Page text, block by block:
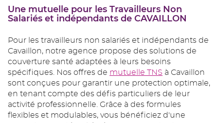
Une mutuelle pour les Travailleurs Non
Salariés et indépendants de CAVAILLON
Pour les travailleurs non salariés et indépendants de
Cavaillon, notre agence propose des solutions de
couverture santé adaptées à leurs besoins
spécifiques. Nos offres de mutuelle TNS à Cavaillon
sont conçues pour garantir une protection optimale,
en tenant compte des défis particuliers de leur
activité professionnelle. Grâce à des formules
flexibles et modulables, vous bénéficiez d'une